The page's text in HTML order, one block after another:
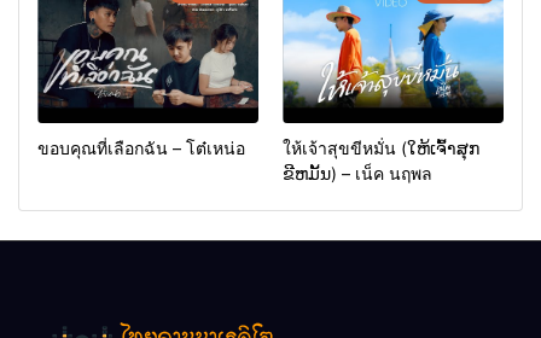
ขอบคุณที่เลือกฉัน – โต๋เหน่อ
ให้เจ้าสุขขีหมั่น (ໃຫ້ເຈົ້າສຸກ
ຂີຫມັ້ນ) – เน็ค นฤพล